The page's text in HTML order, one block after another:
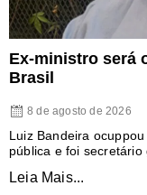
Ex-ministro será
Brasil
8 de agosto de 2026
Luiz Bandeira
pública e foi
Leia Mais...